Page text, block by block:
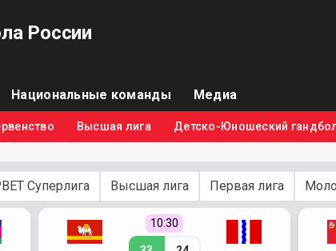
России
Национальные команды Медиа
Высшая лига Детско-Юношеский
Суперлига Высшая лига Первая лига
10:30